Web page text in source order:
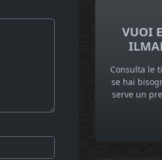
VUOI
Consulta le
se hai
serve un